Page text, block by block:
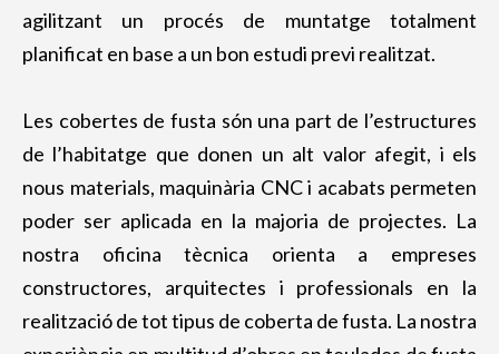
agilitzant un procés de muntatge totalment
planificat en base a un bon estudi previ realitzat.
Les cobertes de fusta són una part de l’estructures
de l’habitatge que donen un alt valor afegit, i els
nous materials, maquinària CNC i acabats permeten
poder ser aplicada en la majoria de projectes. La
nostra oficina tècnica orienta a empreses
constructores, arquitectes i professionals en la
realització de tot tipus de coberta de fusta. La nostra